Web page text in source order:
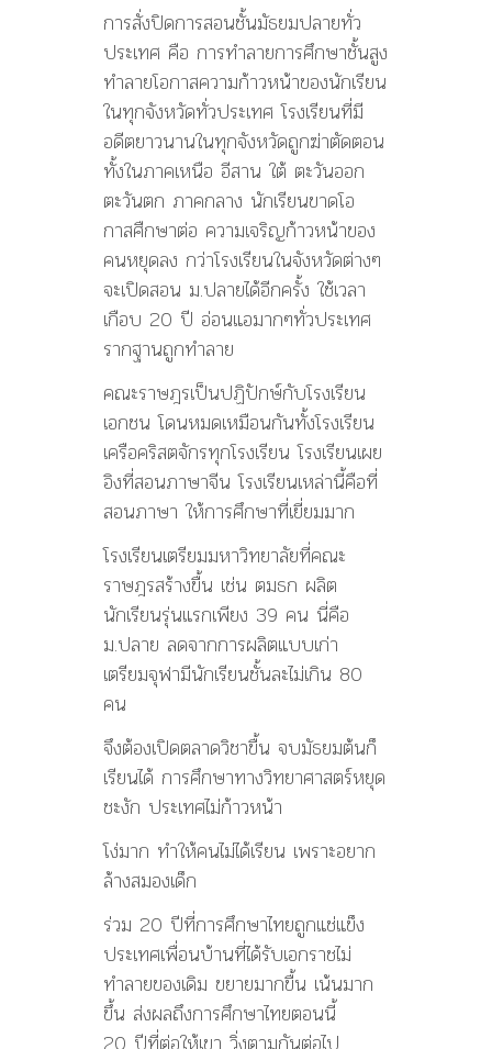
การสั่งปิดการสอนชั้นมัธยมปลายทั่ว
ประเทศ คือ การทำลายการศึกษาชั้นสูง
ทำลายโอกาสความก้าวหน้าของนักเรียน
ในทุกจังหวัดทั่วประเทศ โรงเรียนที่มี
อดีตยาวนานในทุกจังหวัดถูกฆ่าตัดตอน
ทั้งในภาคเหนือ อีสาน ใต้ ตะวันออก
ตะวันตก ภาคกลาง นักเรียนขาดโอ
กาสศืกษาต่อ ความเจริญก้าวหน้าของ
คนหยุดลง กว่าโรงเรียนในจังหวัดต่างๆ
จะเปิดสอน ม.ปลายได้อีกครั้ง ใช้เวลา
เกือบ 20 ปี อ่อนแอมากๆทั่วประเทศ
รากฐานถูกทำลาย
คณะราษฎรเป็นปฏิปักษ์กับโรงเรียน
เอกชน โดนหมดเหมือนกันทั้งโรงเรียน
เครือคริสตจักรทุกโรงเรียน โรงเรียนเผย
อิงที่สอนภาษาจีน โรงเรียนเหล่านี้คือที่
สอนภาษา ให้การศึกษาที่เยี่ยมมาก
โรงเรียนเตรียมมหาวิทยาลัยที่คณะ
ราษฎรสร้างขื้น เช่น ตมธก ผลิต
นักเรียนรุ่นแรกเพียง 39 คน นี่คือ
ม.ปลาย ลดจากการผลิตแบบเก่า
เตรียมจุฬามีนักเรียนชั้นละไม่เกิน 80
คน
จึงต้องเปิดตลาดวิชาขื้น จบมัธยมต้นก็
เรียนได้ การศึกษาทางวิทยาศาสตร์หยุด
ชะงัก ประเทศไม่ก้าวหน้า
โง่มาก ทำให้คนไม่ได้เรียน เพราะอยาก
ล้างสมองเด็ก
ร่วม 20 ปีที่การศึกษาไทยถูกแช่แข็ง
ประเทศเพื่อนบ้านที่ได้รับเอกราชไม่
ทำลายของเดิม ขยายมากขื้น เน้นมาก
ขึ้น ส่งผลถึงการศึกษาไทยตอนนี้